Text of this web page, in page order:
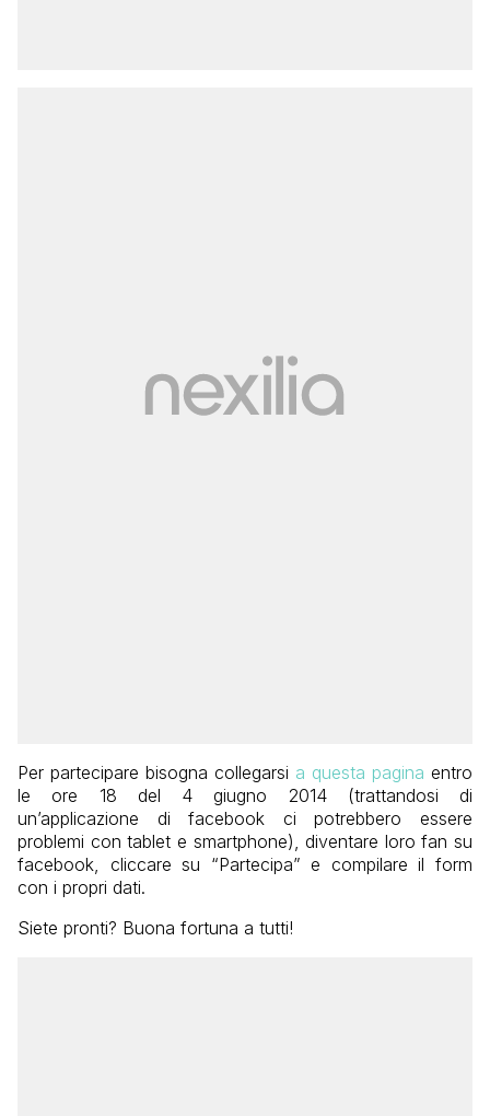
Per partecipare bisogna collegarsi a questa pagina entro
le ore 18 del 4 giugno 2014 (trattandosi di
un’applicazione di facebook ci potrebbero essere
problemi con tablet e smartphone), diventare loro fan su
facebook, cliccare su “Partecipa” e compilare il form
con i propri dati.
Siete pronti? Buona fortuna a tutti!